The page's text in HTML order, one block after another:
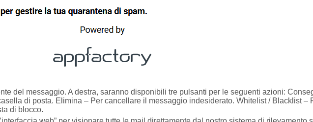
del messaggio. A destra, saranno disponibili tre pulsanti per le seguenti azioni:
di posta. Elimina – Per cancellare il messaggio indesiderato. Whitelist / Blacklist –
di blocco.